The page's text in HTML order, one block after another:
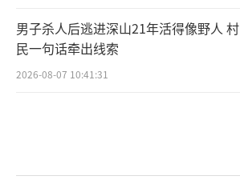
男子杀人后逃进深山21年活得像野人 村
民一句话牵出线索
2026-08-07 10:41:31